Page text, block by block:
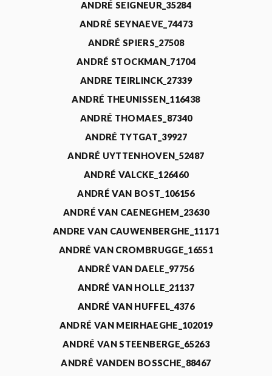
ANDRÉ SEIGNEUR_35284
ANDRÉ SEYNAEVE_74473
ANDRÉ SPIERS_27508
ANDRÉ STOCKMAN_71704
ANDRE TEIRLINCK_27339
ANDRÉ THEUNISSEN_116438
ANDRÉ THOMAES_87340
ANDRÉ TYTGAT_39927
ANDRÉ UYTTENHOVEN_52487
ANDRÉ VALCKE_126460
ANDRÉ VAN BOST_106156
ANDRÉ VAN CAENEGHEM_23630
ANDRE VAN CAUWENBERGHE_11171
ANDRÉ VAN CROMBRUGGE_16551
ANDRÉ VAN DAELE_97756
ANDRÉ VAN HOLLE_21137
ANDRÉ VAN HUFFEL_4376
ANDRÉ VAN MEIRHAEGHE_102019
ANDRÉ VAN STEENBERGE_65263
ANDRÉ VANDEN BOSSCHE_88467